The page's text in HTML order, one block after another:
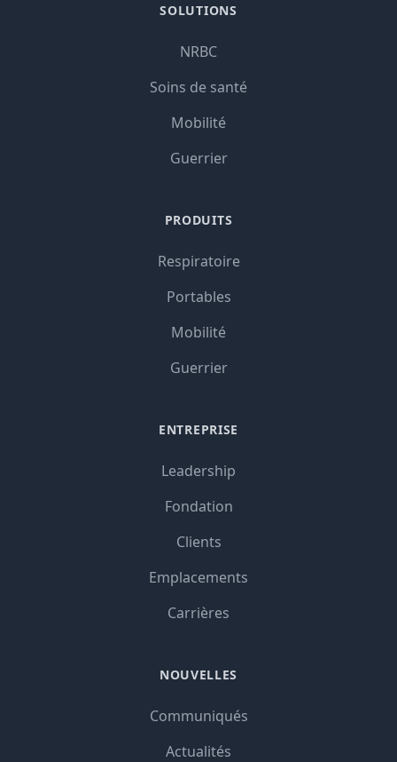
SOLUTIONS
NRBC
Soins de santé
Mobilité
Guerrier
PRODUITS
Respiratoire
Portables
Mobilité
Guerrier
ENTREPRISE
Leadership
Fondation
Clients
Emplacements
Carrières
NOUVELLES
Communiqués
Actualités